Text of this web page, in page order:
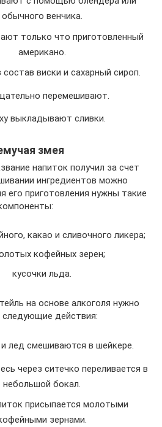
обычного венчика.
только что приготовленный
американо.
виски и сахарный сироп.
перемешивают.
выкладывают сливки.
змея
напиток получил за счет
ингредиентов можно
его приготовления нужны такие
какао и сливочного ликера;
кофейных зерен;
кусочки льда.
на основе алкоголя нужно
действия:
лед смешиваются в шейкере.
через ситечко переливается в
небольшой бокал.
присыпается молотыми
зернами.